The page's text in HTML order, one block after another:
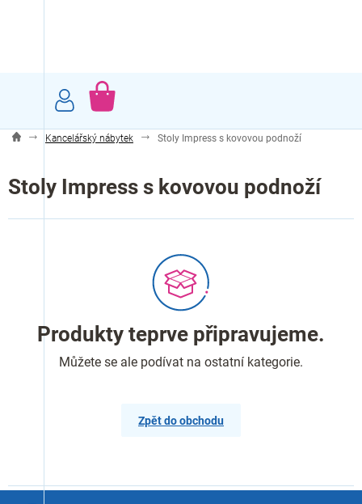
NÁKUPNÍ
Kancelářský nábytek Stoly Impress s kovovou podnoží
Stoly Impress s kovovou podnoží
Produkty teprve připravujeme.
Můžete se ale podívat na ostatní kategorie.
Zpět do obchodu